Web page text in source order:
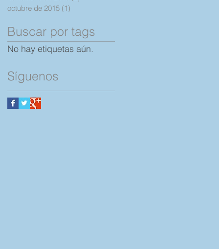
octubre de 2015 (1)
Buscar por tags
No hay etiquetas aún.
Síguenos